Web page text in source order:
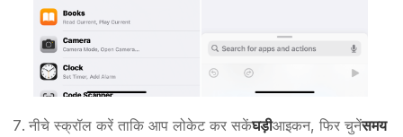
नीचे स्क्रॉल करें ताकि आप लोकेट कर सकेंघड़ीआइकन, फिर चुनेंसमय